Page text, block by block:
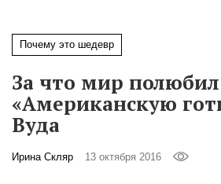
Почему это шедевр
За что мир полюбил
«Американскую
Вуда
Ирина Скляр 13 октября 2016